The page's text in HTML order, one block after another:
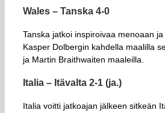
Wales – Tanska 4-0
Tanska jatkoi inspiroivaa menoaan
Kasper Dolbergin kahdella maalilla
ja Martin Braithwaiten maaleilla.
Italia – Itävalta 2-1 (ja.)
Italia voitti jatkoajan jälkeen sitkeän